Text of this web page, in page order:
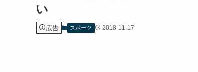
い
広告 スポーツ 2018-11-17